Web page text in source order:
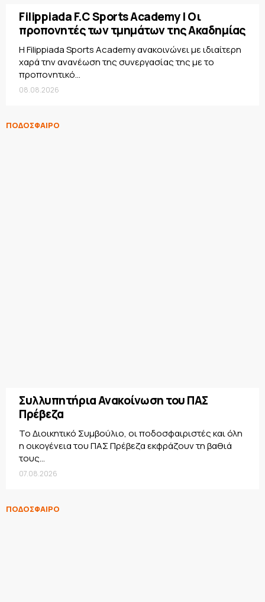
Filippiada F.C Sports Academy | Οι
προπονητές των τμημάτων της Ακαδημίας
Η Filippiada Sports Academy ανακοινώνει με ιδιαίτερη
χαρά την ανανέωση της συνεργασίας της με το
προπονητικό...
08.08.2026
ΠΟΔΟΣΦΑΙΡΟ
Συλλυπητήρια Ανακοίνωση του ΠΑΣ
Πρέβεζα
Το Διοικητικό Συμβούλιο, οι ποδοσφαιριστές και όλη
η οικογένεια του ΠΑΣ Πρέβεζα εκφράζουν τη βαθιά
τους...
07.08.2026
ΠΟΔΟΣΦΑΙΡΟ